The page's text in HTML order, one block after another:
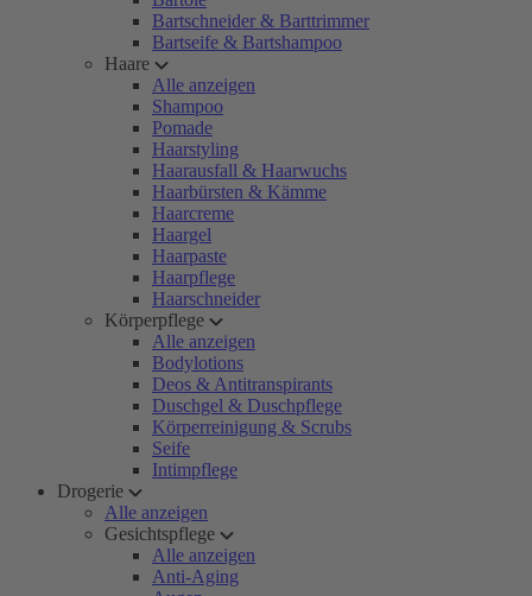
Bartschneider & Barttrimmer
Bartseife & Bartshampoo
Haare
Alle anzeigen
Shampoo
Pomade
Haarstyling
Haarausfall & Haarwuchs
Haarbürsten & Kämme
Haarcreme
Haargel
Haarpaste
Haarpflege
Haarschneider
Körperpflege
Alle anzeigen
Bodylotions
Deos & Antitranspirants
Duschgel & Duschpflege
Körperreinigung & Scrubs
Seife
Intimpflege
Drogerie
Alle anzeigen
Gesichtspflege
Alle anzeigen
Anti-Aging